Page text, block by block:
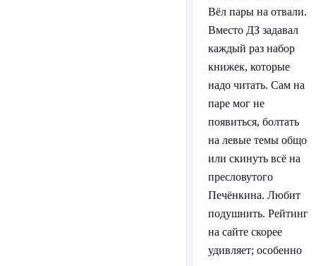
Вёл пары на отвали.
Вместо ДЗ задавал
каждый раз набор
книжек, которые
надо читать. Сам на
паре мог не
появиться, болтать
на левые темы общо
или скинуть всё на
пресловутого
Печёнкина. Любит
подушнить. Рейтинг
на сайте скорее
удивляет; особенно